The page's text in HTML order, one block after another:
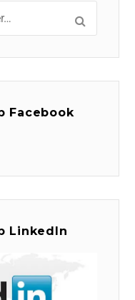
Facebook
LinkedIn